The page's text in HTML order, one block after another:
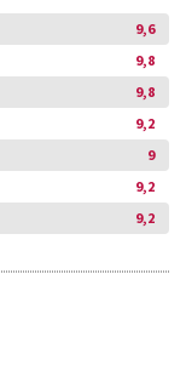
9,6
9,8
9,8
9,2
9
9,2
9,2